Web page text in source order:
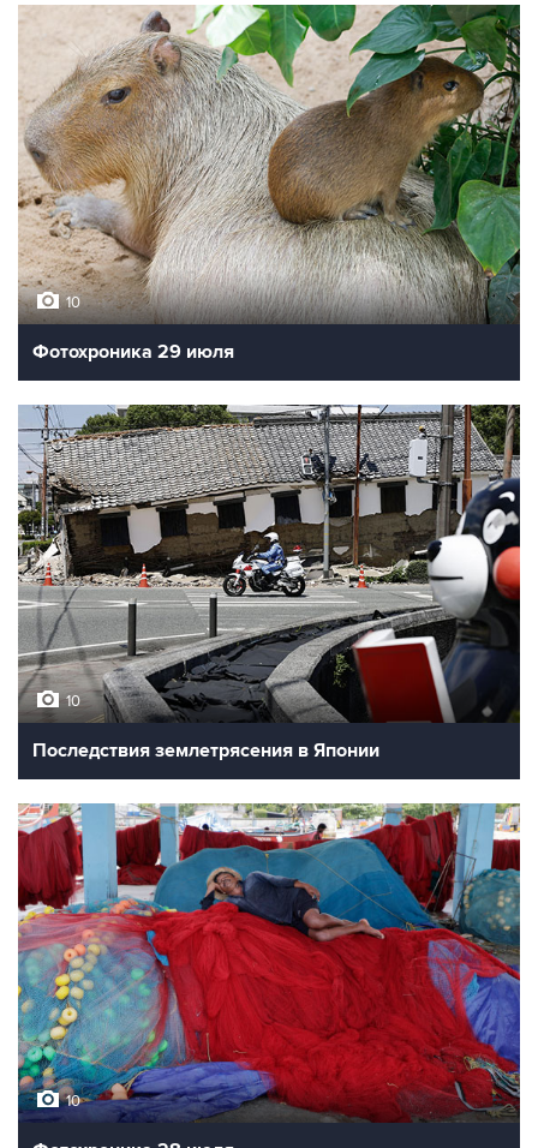
10
Фотохроника 29 июля
10
Последствия землетрясения в Японии
10